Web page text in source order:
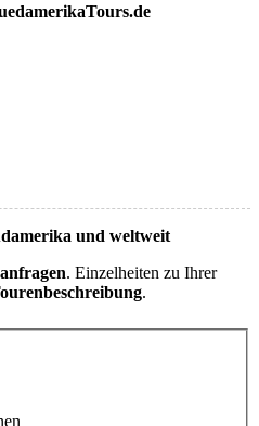
und weltweit
. Einzelheiten zu Ihrer
.